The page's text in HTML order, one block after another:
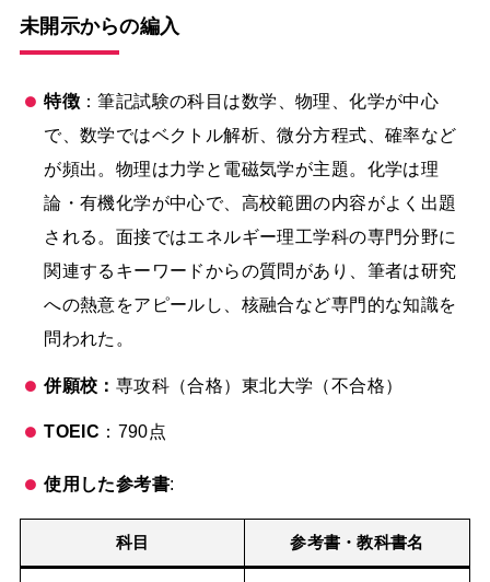
未開示からの編入
特徴：筆記試験の科目は数学、物理、化学が中心
で、数学ではベクトル解析、微分方程式、確率など
が頻出。物理は力学と電磁気学が主題。化学は理
論・有機化学が中心で、高校範囲の内容がよく出題
される。面接ではエネルギー理工学科の専門分野に
関連するキーワードからの質問があり、筆者は研究
への熱意をアピールし、核融合など専門的な知識を
問われた。
併願校： 専攻科（合格）東北大学（不合格）
TOEIC ：790点
使用した参考書:
科目 参考書・教科書名